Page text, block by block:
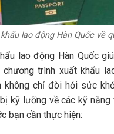
lao động Hàn Quốc về
lao động Hàn Quốc
trình xuất khẩu
không chỉ đòi hỏi sức
kỹ lưỡng về các kỹ năng
bạn cần thực hiện: